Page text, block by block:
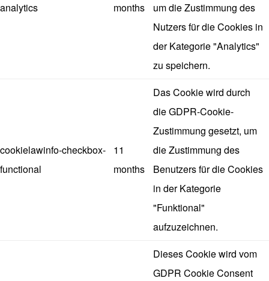
analytics
months
um die Zustimmung des
Nutzers für die Cookies in
der Kategorie "Analytics"
zu speichern.
cookielawinfo-checkbox-
functional
11
months
Das Cookie wird durch
die GDPR-Cookie-
Zustimmung gesetzt, um
die Zustimmung des
Benutzers für die Cookies
in der Kategorie
"Funktional"
aufzuzeichnen.
Dieses Cookie wird vom
GDPR Cookie Consent